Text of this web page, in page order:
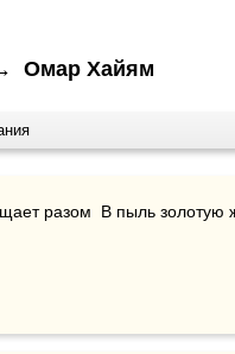
Омар Хайям
разом  В пыль золотую